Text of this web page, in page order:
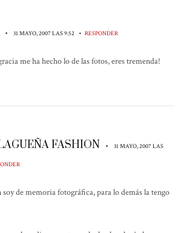
• 31 MAYO, 2007 LAS 9:52 • RESPONDER
me ha hecho lo de las fotos, eres tremenda!
FASHION • 31 MAYO, 2007 LAS
de memoria fotográfica, para lo demás la tengo